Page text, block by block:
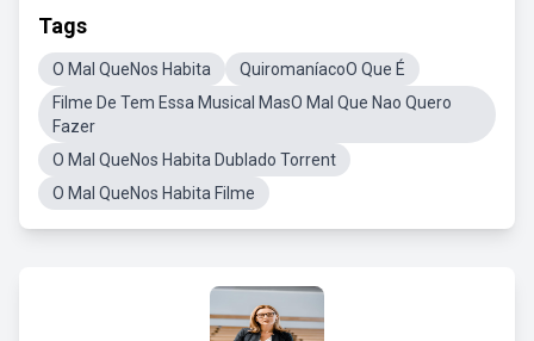
Tags
O Mal QueNos Habita
QuiromaníacoO Que É
Filme De Tem Essa Musical MasO Mal Que Nao Quero
Fazer
O Mal QueNos Habita Dublado Torrent
O Mal QueNos Habita Filme